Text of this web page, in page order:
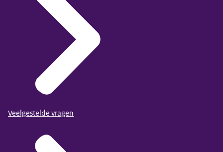
Veelgestelde vragen